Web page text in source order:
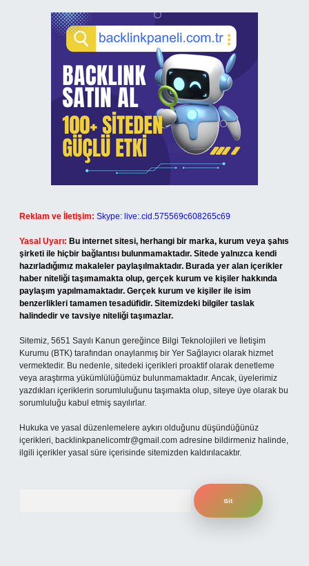
Reklam ve İletişim: Skype: live:.cid.575569c608265c69
Yasal Uyarı: Bu internet sitesi, herhangi bir marka, kurum veya şahıs
şirketi ile hiçbir bağlantısı bulunmamaktadır. Sitede yalnızca kendi
hazırladığımız makaleler paylaşılmaktadır. Burada yer alan içerikler
haber niteliği taşımamakta olup, gerçek kurum ve kişiler hakkında
paylaşım yapılmamaktadır. Gerçek kurum ve kişiler ile isim
benzerlikleri tamamen tesadüfidir. Sitemizdeki bilgiler taslak
halindedir ve tavsiye niteliği taşımazlar.
Sitemiz, 5651 Sayılı Kanun gereğince Bilgi Teknolojileri ve İletişim
Kurumu (BTK) tarafından onaylanmış bir Yer Sağlayıcı olarak hizmet
vermektedir. Bu nedenle, sitedeki içerikleri proaktif olarak denetleme
veya araştırma yükümlülüğümüz bulunmamaktadır. Ancak, üyelerimiz
yazdıkları içeriklerin sorumluluğunu taşımakta olup, siteye üye olarak bu
sorumluluğu kabul etmiş sayılırlar.
Hukuka ve yasal düzenlemelere aykırı olduğunu düşündüğünüz
içerikleri, backlinkpanelicomtr@gmail.com adresine bildirmeniz halinde,
ilgili içerikler yasal süre içerisinde sitemizden kaldırılacaktır.